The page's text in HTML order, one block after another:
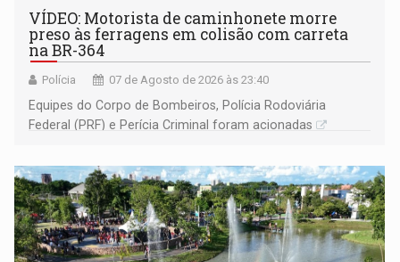
VÍDEO: Motorista de caminhonete morre
preso às ferragens em colisão com carreta
na BR-364
Polícia 07 de Agosto de 2026 às 23:40
Equipes do Corpo de Bombeiros, Polícia Rodoviária
Federal (PRF) e Perícia Criminal foram acionadas